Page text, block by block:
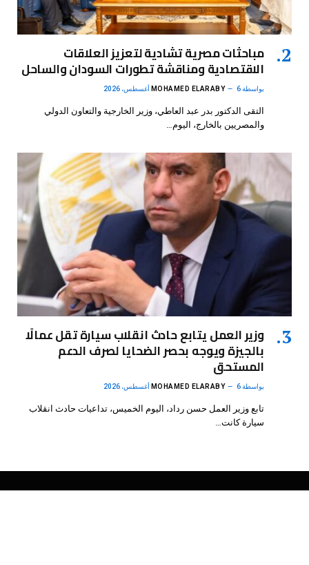
مباحثات مصرية تشادية لتعزيز العلاقات
الاقتصادية ومناقشة تطورات السودان والساحل
بواسطة MOHAMED ELARABY 6 أغسطس، 2026
التقى الدكتور بدر عبد العاطي، وزير الخارجية والتعاون الدولي
والمصريين بالخارج، اليوم…
وزير العمل يتابع حادث انقلاب سيارة تقل عمالًا
بالجيزة ويوجه بحصر الضحايا لصرف الدعم
المستحق
بواسطة MOHAMED ELARABY 6 أغسطس، 2026
تابع وزير العمل حسن رداد، اليوم الخميس، تداعيات حادث انقلاب
سيارة كانت…